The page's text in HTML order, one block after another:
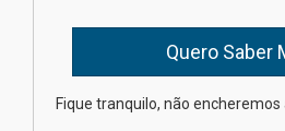
na
Fique tranquilo, não encheremos